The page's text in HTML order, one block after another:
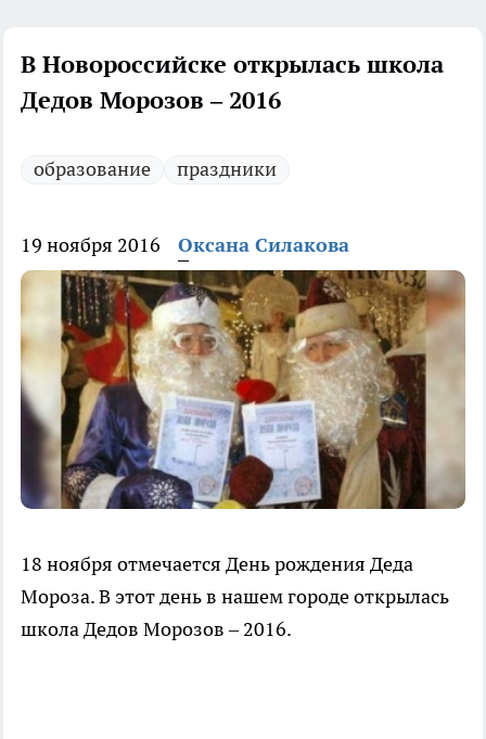
В Новороссийске открылась школа
Дедов Морозов – 2016
образование праздники
19 ноября 2016 Оксана Силакова
18 ноября отмечается День рождения Деда
Мороза. В этот день в нашем городе открылась
школа Дедов Морозов – 2016.